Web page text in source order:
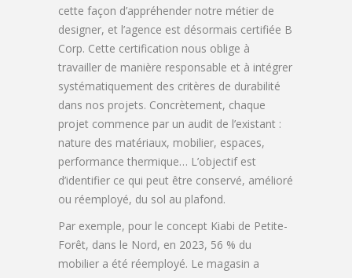
cette façon d’appréhender notre métier de
designer, et l’agence est désormais certifiée B
Corp. Cette certification nous oblige à
travailler de manière responsable et à intégrer
systématiquement des critères de durabilité
dans nos projets. Concrètement, chaque
projet commence par un audit de l’existant :
nature des matériaux, mobilier, espaces,
performance thermique… L’objectif est
d’identifier ce qui peut être conservé, amélioré
ou réemployé, du sol au plafond.
Par exemple, pour le concept Kiabi de Petite-
Forêt, dans le Nord, en 2023, 56 % du
mobilier a été réemployé. Le magasin a